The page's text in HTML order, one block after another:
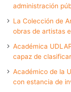
administración
La Colección de
obras de artistas
Académica
capaz de
Académico de la
con estancia de